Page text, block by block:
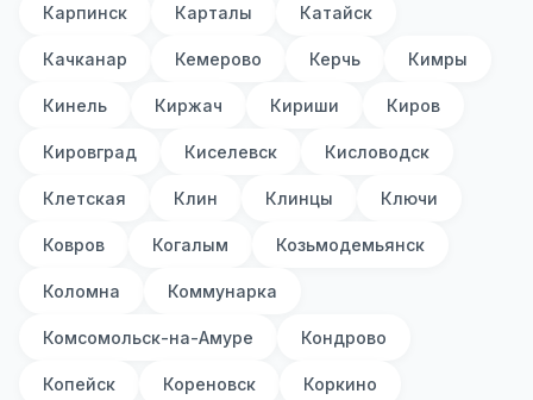
Карпинск Карталы Катайск
Качканар Кемерово Керчь Кимры
Кинель Киржач Кириши Киров
Кировград Киселевск Кисловодск
Клетская Клин Клинцы Ключи
Ковров Когалым Козьмодемьянск
Коломна Коммунарка
Комсомольск-на-Амуре Кондрово
Копейск Кореновск Коркино